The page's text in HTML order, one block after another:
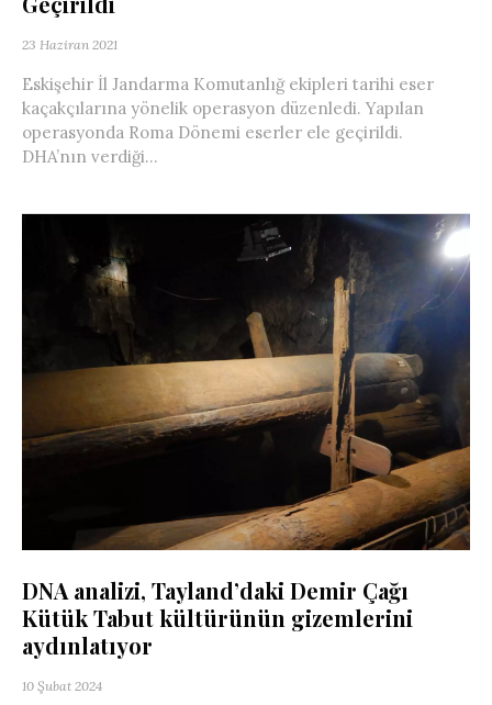
23 Haziran 2021
Eskişehir İl Jandarma Komutanlığ ekipleri tarihi eser
kaçakçılarına yönelik operasyon düzenledi. Yapılan
operasyonda Roma Dönemi eserler ele geçirildi.
DHA’nın verdiği...
DNA analizi, Tayland’daki Demir Çağı
Kütük Tabut kültürünün gizemlerini
aydınlatıyor
10 Şubat 2024